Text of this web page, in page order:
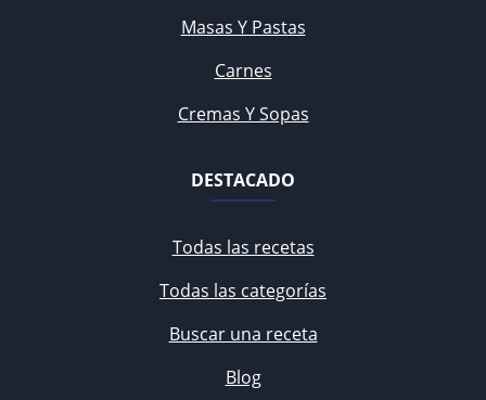
Masas Y Pastas
Carnes
Cremas Y Sopas
DESTACADO
Todas las recetas
Todas las categorías
Buscar una receta
Blog